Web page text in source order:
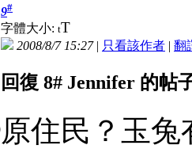
9#
字體大小: tT
2008/8/7 15:27| 只看該作者 | 翻
回復 8# Jennifer 的帖
原住民？玉